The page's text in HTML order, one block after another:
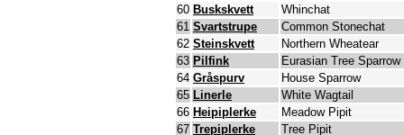
60 Buskskvett
Whinchat
61 Svartstrupe
Common Stonechat
62 Steinskvett
Northern Wheatear
63 Pilfink
Eurasian Tree Sparrow
64 Gråspurv
House Sparrow
65 Linerle
White Wagtail
66 Heipiplerke
Meadow Pipit
67 Trepiplerke Tree Pipit